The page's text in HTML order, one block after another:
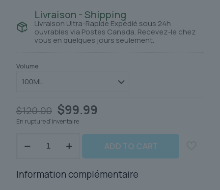
Livraison - Shipping
Livraison Ultra-Rapide Expédié sous 24h
ouvrables via Postes Canada. Recevez-le chez
vous en quelques jours seulement.
Volume
$120.00 Le
prix
initial
était :
$120.00.
$99.99
est :
$99.99.
En rupture d'inventaire
ADD TO CART
Information complémentaire